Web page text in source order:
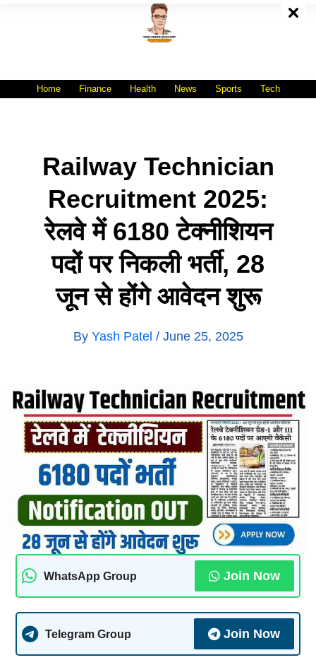
Home Finance Health News Sports Tech
Railway Technician
Recruitment 2025:
रेलवे में 6180 टेक्नीशियन
पदों पर निकली भर्ती, 28
जून से होंगे आवेदन शुरू
By Yash Patel / June 25, 2025
WhatsApp Group Join Now
Telegram Group Join Now